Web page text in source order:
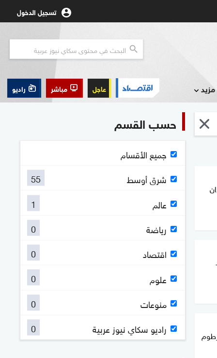
تسجيل الدخول
مزيد عاجل مباشر راديو
حسب القسم
جميع الأقسام
شرق أوسط
55
عالم
1
رياضة
0
اقتصاد
0
علوم
0
منوعات
0
راديو سكاي نيوز عربية
0